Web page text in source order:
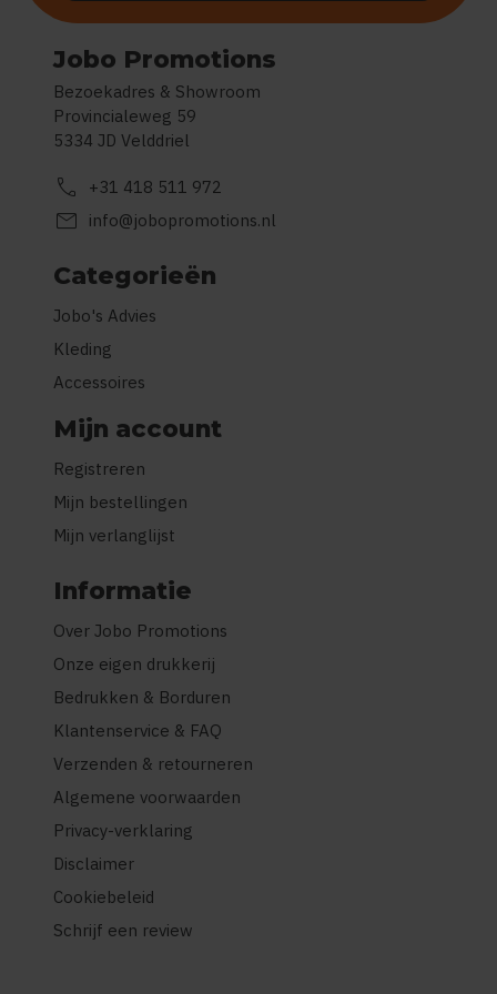
Jobo Promotions
Bezoekadres & Showroom
Provincialeweg 59
5334 JD Velddriel
call +31 418 511 972
mail info@jobopromotions.nl
Categorieën
Jobo's Advies
Kleding
Accessoires
Mijn account
Registreren
Mijn bestellingen
Mijn verlanglijst
Informatie
Over Jobo Promotions
Onze eigen drukkerij
Bedrukken & Borduren
Klantenservice & FAQ
Verzenden & retourneren
Algemene voorwaarden
Privacy-verklaring
Disclaimer
Cookiebeleid
Schrijf een review